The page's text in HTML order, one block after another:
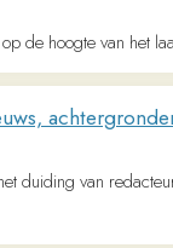
achtergronden en
van redacteuren,